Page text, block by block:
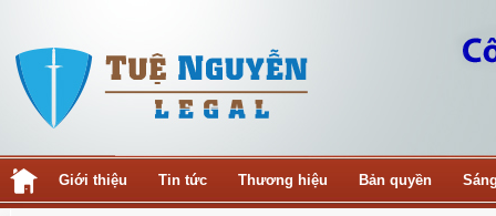
Giới thiệu Tin tức Thương hiệu Bản quyền